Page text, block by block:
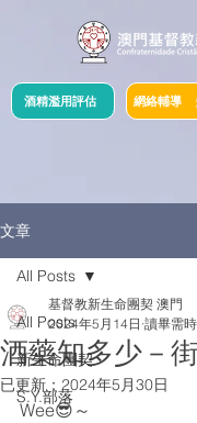
網絡輔導
酒精濫用評估
文章
All Posts
新生命團契
S.Y.部落
All Posts
酒藥知多少－
基督教新生命團契 澳門
2024年5月14日 讀畢需
已更新： 2024年5月30日
Wee😎～